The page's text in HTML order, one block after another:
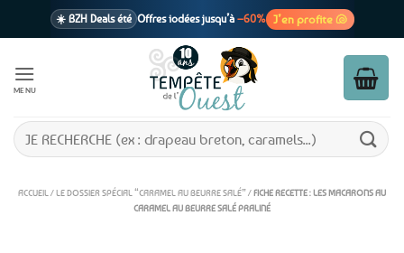
☀️ BZH Deals été Offres iodées jusqu’à –60% J’en profite 🐚
1 cadeau offertdès 39€ d’achats
En point relais dès 3,95€ seulement
MENU
Recherche
pour :
ACCUEIL /LE DOSSIER SPÉCIAL “CARAMEL AU BEURRE SALÉ”/FICHE RECETTE : LES MACARONS AU
CARAMEL AU BEURRE SALÉ PRALINÉ